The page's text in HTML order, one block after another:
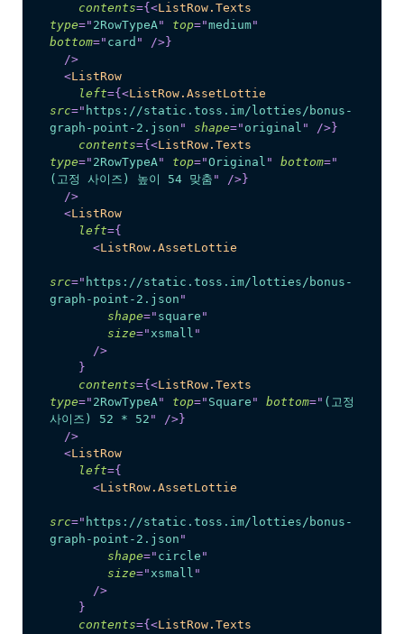
contents={ <ListRow.Texts
type=" 2RowTypeA" top="medium"
bottom=" card " /> }
/>
<ListRow
left={ <ListRow.AssetLottie
src=" https://static.toss.im/lotties/bonus-
graph-point-2.json " shape=" original " /> }
contents={ <ListRow.Texts
type=" 2RowTypeA" top="Original " bottom="
(고정 사이즈) 높이 54 맞춤 " /> }
/>
<ListRow
left={
<ListRow.AssetLottie
src=" https://static.toss.im/lotties/bonus-
graph-point-2.json "
shape=" square "
size="xsmall "
/>
}
contents={ <ListRow.Texts
type=" 2RowTypeA" top=" Square " bottom=" (고정
사이즈) 52 * 52 " /> }
/>
<ListRow
left={
<ListRow.AssetLottie
src=" https://static.toss.im/lotties/bonus-
graph-point-2.json "
shape=" circle "
size="xsmall "
/>
}
contents={ <ListRow.Texts